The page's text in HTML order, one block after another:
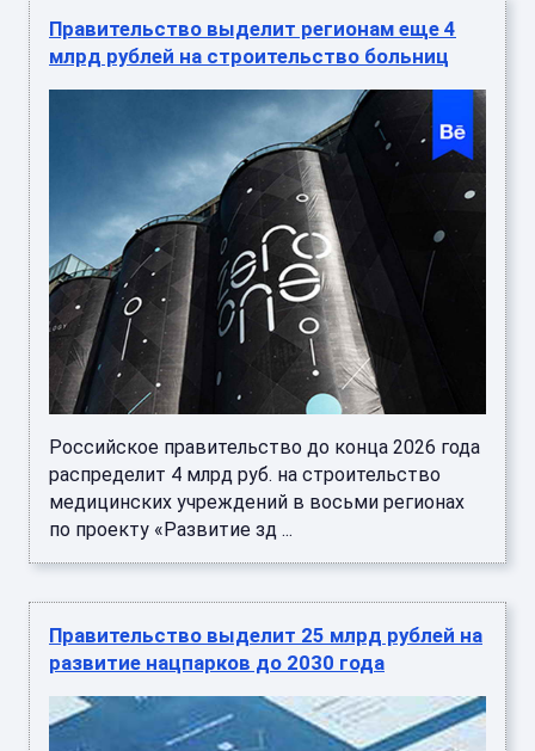
Правительство выделит регионам еще 4
млрд рублей на строительство больниц
Российское правительство до конца 2026 года
распределит 4 млрд руб. на строительство
медицинских учреждений в восьми регионах
по проекту «Развитие зд ...
Правительство выделит 25 млрд рублей на
развитие нацпарков до 2030 года